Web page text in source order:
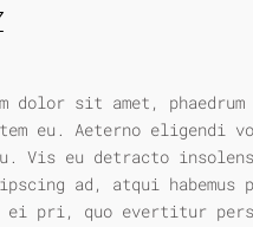
dolor sit amet,
eu. Aeterno eligendi
Vis eu detracto
ad, atqui
ei pri, quo evertitur